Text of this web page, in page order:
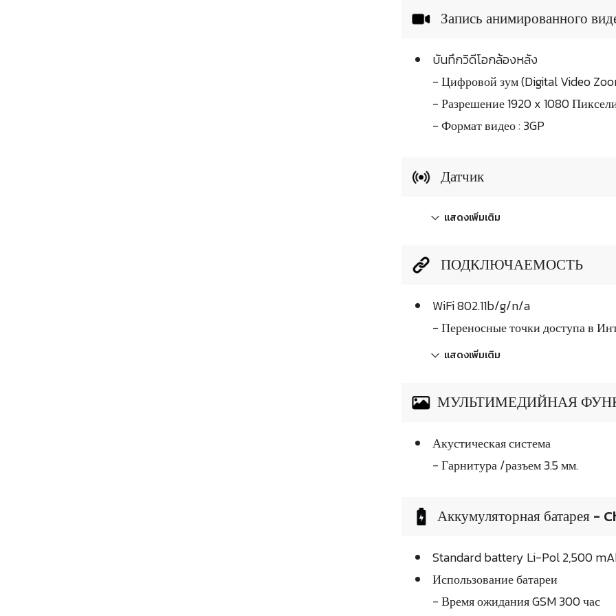
Запись анимированного
บันทึกวิดีโอกล้องหลัง
- Цифровой зум (Digital Video
- Разрешение 1920 x 1080
- Формат видео : 3GP
Датчик
แสดงเพิ่มเติม
ПОДКЛЮЧАЕМОСТЬ
WiFi 802.11b/g/n/a
- Переносные точки доступа в
แสดงเพิ่มเติม
МУЛЬТИМЕДИЙНАЯ
Акустическая система
- Гарнитура /разъем 3.5 мм.
Аккумуляторная батарея -
Standard battery Li-Pol 2,500
Использование батареи
- Время ожидания GSM 300 час